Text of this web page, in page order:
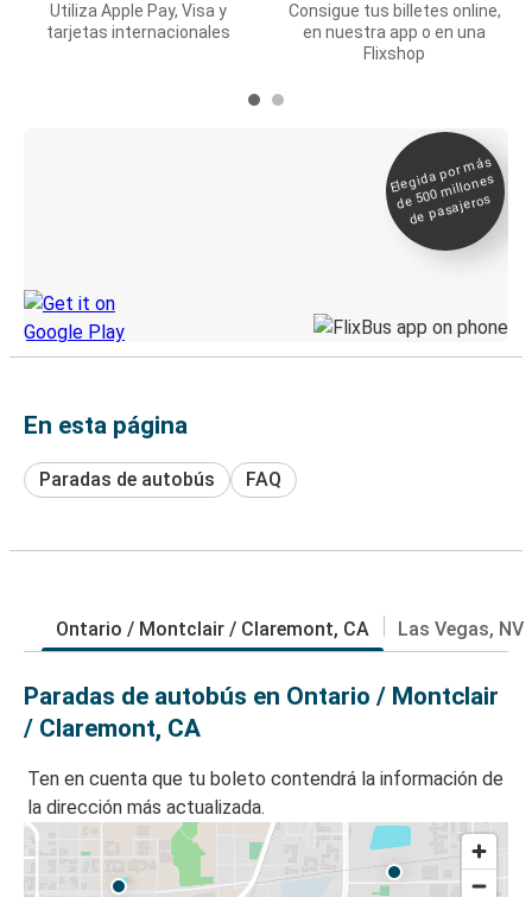
Utiliza Apple Pay, Visa y
tarjetas internacionales
Consigue tus billetes online,
en nuestra app o en una
Flixshop
Elegida por
más
de 500
millones
de pasajeros
En esta página
Paradas de autobús FAQ
Ontario / Montclair / Claremont, CA Las Vegas, NV
Paradas de autobús en Ontario / Montclair
/ Claremont, CA
Ten en cuenta que tu boleto contendrá la información de
la dirección más actualizada.